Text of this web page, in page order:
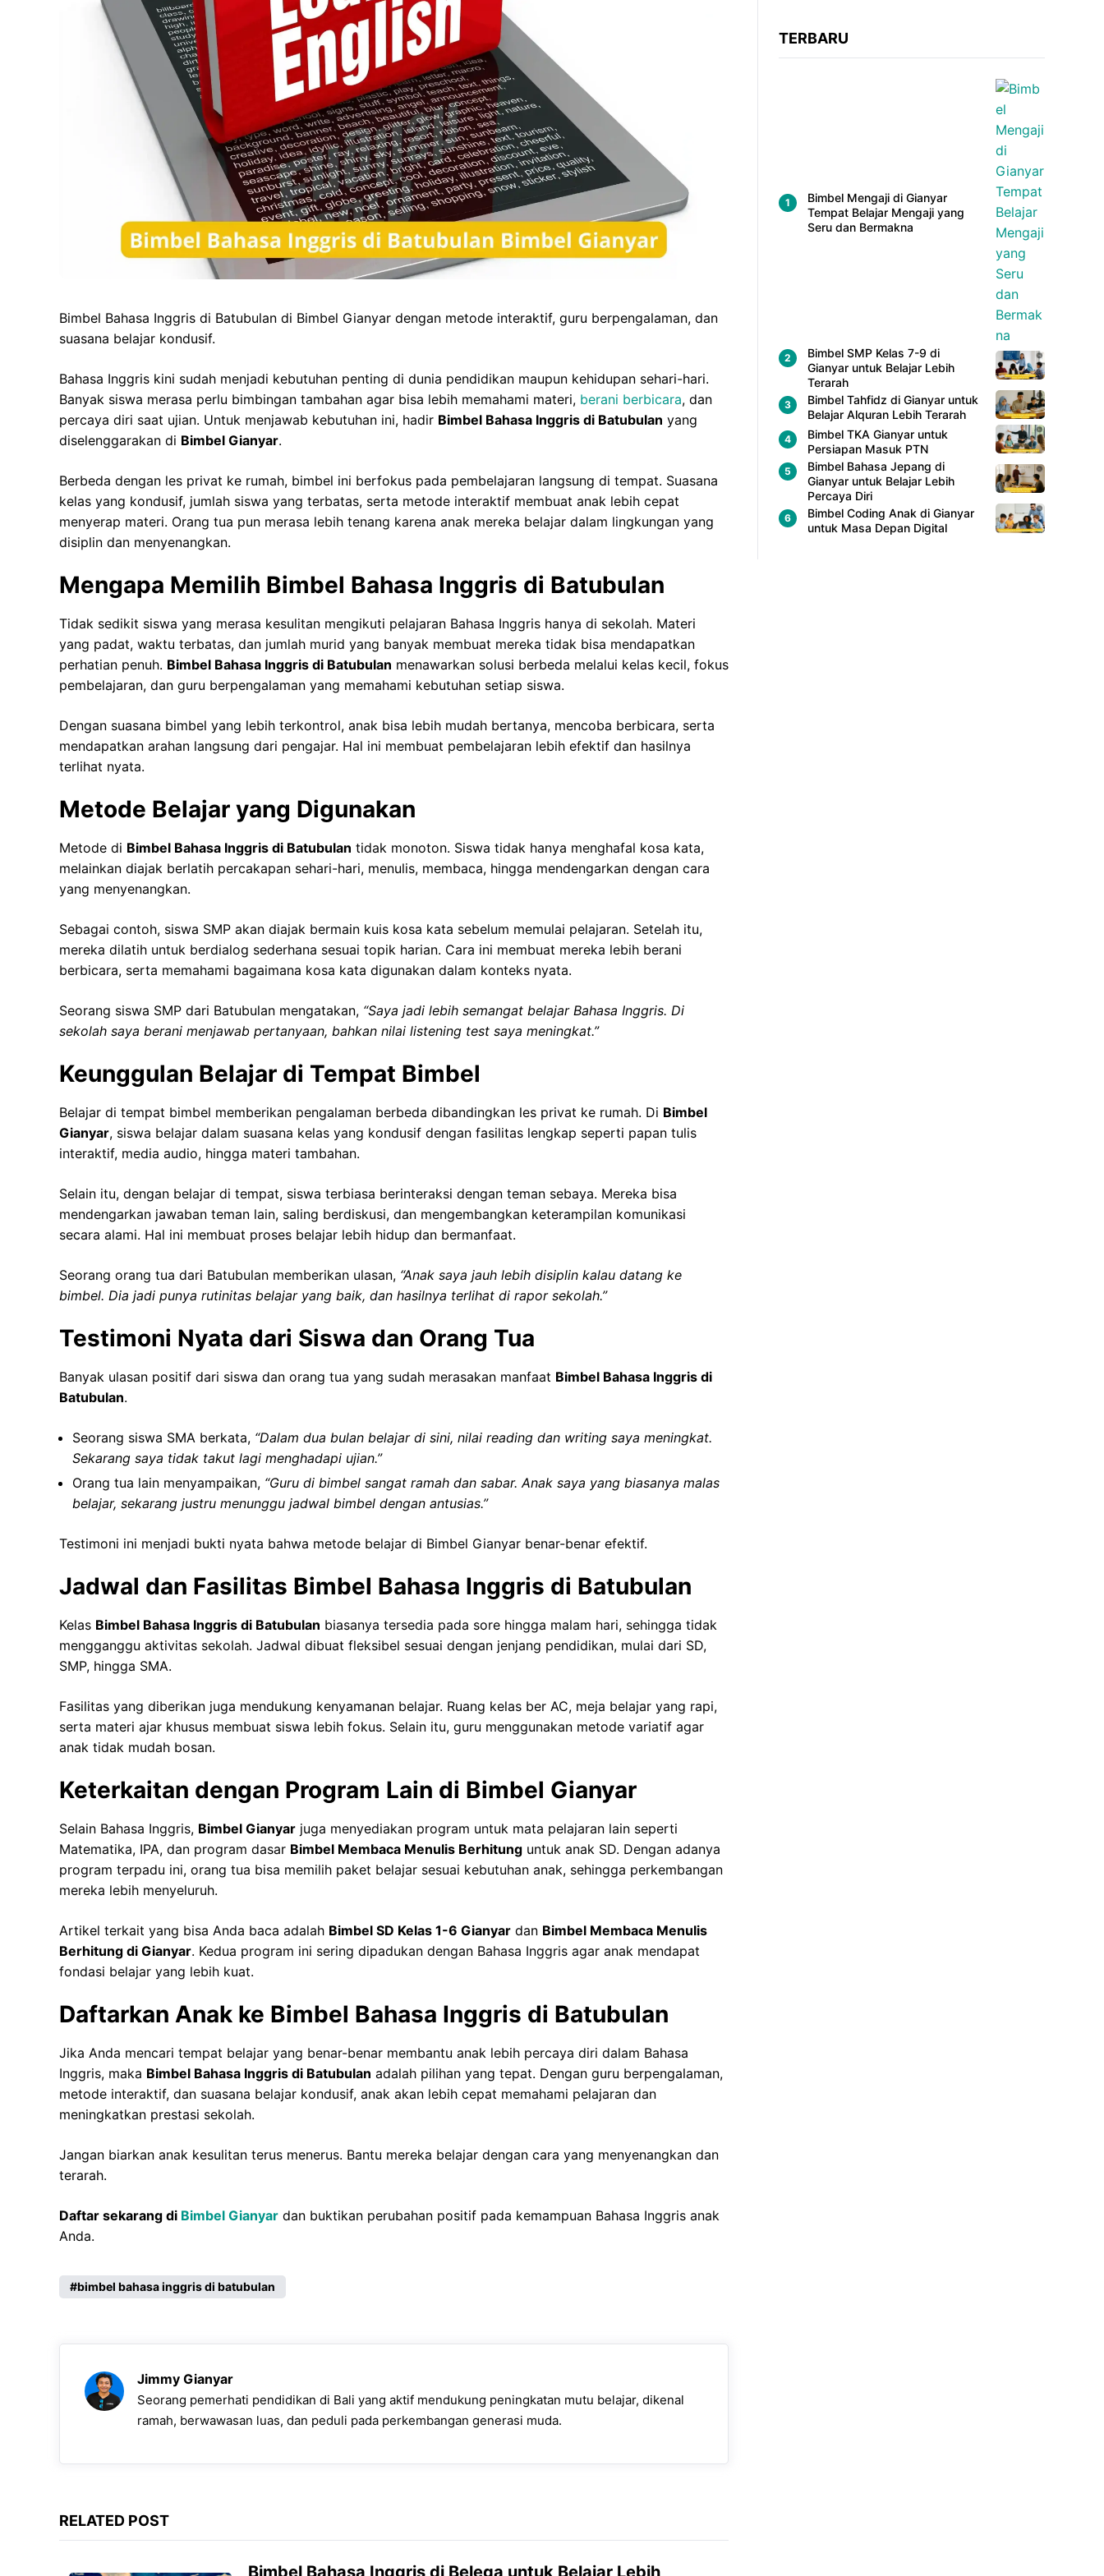
Bimbel Bahasa Inggris di Batubulan di Bimbel Gianyar dengan metode interaktif, guru berpengalaman, dan
suasana belajar kondusif.
Bahasa Inggris kini sudah menjadi kebutuhan penting di dunia pendidikan maupun kehidupan sehari-hari.
Banyak siswa merasa perlu bimbingan tambahan agar bisa lebih memahami materi, berani berbicara, dan
percaya diri saat ujian. Untuk menjawab kebutuhan ini, hadir Bimbel Bahasa Inggris di Batubulan yang
diselenggarakan di Bimbel Gianyar.
Berbeda dengan les privat ke rumah, bimbel ini berfokus pada pembelajaran langsung di tempat. Suasana
kelas yang kondusif, jumlah siswa yang terbatas, serta metode interaktif membuat anak lebih cepat
menyerap materi. Orang tua pun merasa lebih tenang karena anak mereka belajar dalam lingkungan yang
disiplin dan menyenangkan.
Mengapa Memilih Bimbel Bahasa Inggris di Batubulan
Tidak sedikit siswa yang merasa kesulitan mengikuti pelajaran Bahasa Inggris hanya di sekolah. Materi
yang padat, waktu terbatas, dan jumlah murid yang banyak membuat mereka tidak bisa mendapatkan
perhatian penuh. Bimbel Bahasa Inggris di Batubulan menawarkan solusi berbeda melalui kelas kecil, fokus
pembelajaran, dan guru berpengalaman yang memahami kebutuhan setiap siswa.
Dengan suasana bimbel yang lebih terkontrol, anak bisa lebih mudah bertanya, mencoba berbicara, serta
mendapatkan arahan langsung dari pengajar. Hal ini membuat pembelajaran lebih efektif dan hasilnya
terlihat nyata.
Metode Belajar yang Digunakan
Metode di Bimbel Bahasa Inggris di Batubulan tidak monoton. Siswa tidak hanya menghafal kosa kata,
melainkan diajak berlatih percakapan sehari-hari, menulis, membaca, hingga mendengarkan dengan cara
yang menyenangkan.
Sebagai contoh, siswa SMP akan diajak bermain kuis kosa kata sebelum memulai pelajaran. Setelah itu,
mereka dilatih untuk berdialog sederhana sesuai topik harian. Cara ini membuat mereka lebih berani
berbicara, serta memahami bagaimana kosa kata digunakan dalam konteks nyata.
Seorang siswa SMP dari Batubulan mengatakan, “Saya jadi lebih semangat belajar Bahasa Inggris. Di
sekolah saya berani menjawab pertanyaan, bahkan nilai listening test saya meningkat.”
Keunggulan Belajar di Tempat Bimbel
Belajar di tempat bimbel memberikan pengalaman berbeda dibandingkan les privat ke rumah. Di Bimbel
Gianyar, siswa belajar dalam suasana kelas yang kondusif dengan fasilitas lengkap seperti papan tulis
interaktif, media audio, hingga materi tambahan.
Selain itu, dengan belajar di tempat, siswa terbiasa berinteraksi dengan teman sebaya. Mereka bisa
mendengarkan jawaban teman lain, saling berdiskusi, dan mengembangkan keterampilan komunikasi
secara alami. Hal ini membuat proses belajar lebih hidup dan bermanfaat.
Seorang orang tua dari Batubulan memberikan ulasan, “Anak saya jauh lebih disiplin kalau datang ke
bimbel. Dia jadi punya rutinitas belajar yang baik, dan hasilnya terlihat di rapor sekolah.”
Testimoni Nyata dari Siswa dan Orang Tua
Banyak ulasan positif dari siswa dan orang tua yang sudah merasakan manfaat Bimbel Bahasa Inggris di
Batubulan.
Seorang siswa SMA berkata, “Dalam dua bulan belajar di sini, nilai reading dan writing saya meningkat.
Sekarang saya tidak takut lagi menghadapi ujian.”
Orang tua lain menyampaikan, “Guru di bimbel sangat ramah dan sabar. Anak saya yang biasanya malas
belajar, sekarang justru menunggu jadwal bimbel dengan antusias.”
Testimoni ini menjadi bukti nyata bahwa metode belajar di Bimbel Gianyar benar-benar efektif.
Jadwal dan Fasilitas Bimbel Bahasa Inggris di Batubulan
Kelas Bimbel Bahasa Inggris di Batubulan biasanya tersedia pada sore hingga malam hari, sehingga tidak
mengganggu aktivitas sekolah. Jadwal dibuat fleksibel sesuai dengan jenjang pendidikan, mulai dari SD,
SMP, hingga SMA.
Fasilitas yang diberikan juga mendukung kenyamanan belajar. Ruang kelas ber AC, meja belajar yang rapi,
serta materi ajar khusus membuat siswa lebih fokus. Selain itu, guru menggunakan metode variatif agar
anak tidak mudah bosan.
Keterkaitan dengan Program Lain di Bimbel Gianyar
Selain Bahasa Inggris, Bimbel Gianyar juga menyediakan program untuk mata pelajaran lain seperti
Matematika, IPA, dan program dasar Bimbel Membaca Menulis Berhitung untuk anak SD. Dengan adanya
program terpadu ini, orang tua bisa memilih paket belajar sesuai kebutuhan anak, sehingga perkembangan
mereka lebih menyeluruh.
Artikel terkait yang bisa Anda baca adalah Bimbel SD Kelas 1-6 Gianyar dan Bimbel Membaca Menulis
Berhitung di Gianyar. Kedua program ini sering dipadukan dengan Bahasa Inggris agar anak mendapat
fondasi belajar yang lebih kuat.
Daftarkan Anak ke Bimbel Bahasa Inggris di Batubulan
Jika Anda mencari tempat belajar yang benar-benar membantu anak lebih percaya diri dalam Bahasa
Inggris, maka Bimbel Bahasa Inggris di Batubulan adalah pilihan yang tepat. Dengan guru berpengalaman,
metode interaktif, dan suasana belajar kondusif, anak akan lebih cepat memahami pelajaran dan
meningkatkan prestasi sekolah.
Jangan biarkan anak kesulitan terus menerus. Bantu mereka belajar dengan cara yang menyenangkan dan
terarah.
Daftar sekarang di Bimbel Gianyar dan buktikan perubahan positif pada kemampuan Bahasa Inggris anak
Anda.
bimbel bahasa inggris di batubulan
Jimmy Gianyar
Seorang pemerhati pendidikan di Bali yang aktif mendukung peningkatan mutu belajar, dikenal
ramah, berwawasan luas, dan peduli pada perkembangan generasi muda.
RELATED POST
Bimbel Bahasa Inggris di Belega untuk Belajar Lebih
TERBARU
Bimbel Mengaji di Gianyar
Tempat Belajar Mengaji yang
Seru dan Bermakna
Bimbel SMP Kelas 7-9 di
Gianyar untuk Belajar Lebih
Terarah
Bimbel Tahfidz di Gianyar untuk
Belajar Alquran Lebih Terarah
Bimbel TKA Gianyar untuk
Persiapan Masuk PTN
Bimbel Bahasa Jepang di
Gianyar untuk Belajar Lebih
Percaya Diri
Bimbel Coding Anak di Gianyar
untuk Masa Depan Digital